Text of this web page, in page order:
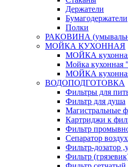
Держатели
Бумагодержатели
Полки
РАКОВИНА
МОЙКА КУХОННАЯ
МОЙКА
Мойка кухонная
МОЙКА
ВОДОПОДГОТОВКА
Фильтры для
Фильтр для душа
Магистральные
Картриджи к
Фильтр
Сепаратор
Фильтр-дозатор
Фильтр